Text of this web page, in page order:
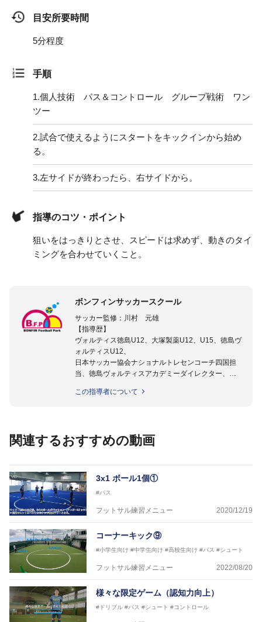
目安所要時間
5分程度
手順
1.個人技術 パス＆コントロール グループ戦術 ワン
ツー
2.試合で使えるようにスタートをキックインから始め
る。
3.左サイドが終わったら、右サイドから。
指導のコツ・ポイント
狙いをはっきりとさせ、スピードは求めず、動きのタイ
ミングを合わせていくこと。
ボンフィンサッカースクール
サッカー監修：川村 元雄
【指導歴】
ヴォルティス徳島U12、大塚製薬U12、U15、徳島ヴ
ォルティスU12、
日本サッカー協会ナショナルトレセンコーチ四国担
当、徳島ヴォルティスアカデミーダイレクター、
日本サッカー協会公認B級養成講習会インストラクタ
協会公認キッズリーダーチーフインストラクター
【指導歴】
FリーグU23選抜監督、ミャンマー女子フットサル代
表監督
日本サッカー協会フットサルインストラクター、AFC
（アジアサッカー連盟）フットサルインストラクター
【資格】
JFA公認A級コーチジェネラルライセンス・JFA公認フ
ットサルB級コーチライセンス
横山 哲久
【指導歴】
ASV ペスカドーラ町田 監督、FC VIGORE 監督
【資格】
日本サッカー協会公認B級ライセンス・日本サッカー
この指導者について
関連するおすすめの動画
3x1 ボール1個①
#パス
フットサル練習メニュー 2020/12/19
コーナーキック⑨
#小学生向け #中学生向け #高校生向け #パス #シュート
フットサル練習メニュー 2022/08/20
様々な限定ゲーム（認知力向上）
#ドリブル #パス #シュート #コントロール